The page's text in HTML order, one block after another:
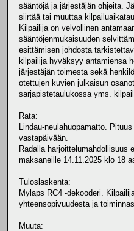
sääntöjä ja järjestäjän ohjeita.
siirtää tai muuttaa
Kilpailija on velvollinen
sääntöjenmukaisuuden
esittämisen johdosta
kilpailija hyväksyy antamiensa
järjestäjän toimesta sekä
otettujen kuvien julkaisun
sarjapistetaulukossa yms.
Rata:
Lindau-neulahuopamatto.
vastapäivään.
Radalla harjoittelumahdollisuus
maksaneille 14.11.2025 klo 18
Tuloslaskenta:
Mylaps RC4 -dekooderi.
yhteensopivuudesta ja
Muuta: